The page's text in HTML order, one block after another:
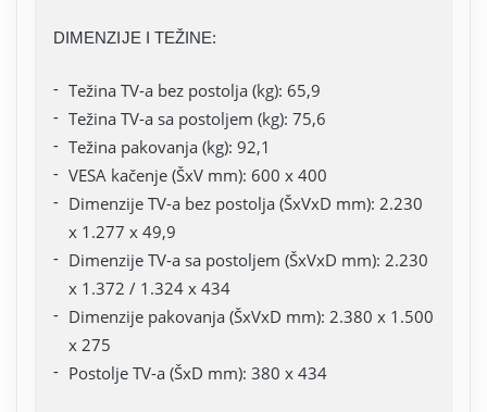
DIMENZIJE I TEŽINE:
Težina TV-a bez postolja (kg): 65,9
Težina TV-a sa postoljem (kg): 75,6
Težina pakovanja (kg): 92,1
VESA kačenje (ŠxV mm): 600 x 400
Dimenzije TV-a bez postolja (ŠxVxD mm): 2.230
x 1.277 x 49,9
Dimenzije TV-a sa postoljem (ŠxVxD mm): 2.230
x 1.372 / 1.324 x 434
Dimenzije pakovanja (ŠxVxD mm): 2.380 x 1.500
x 275
Postolje TV-a (ŠxD mm): 380 x 434